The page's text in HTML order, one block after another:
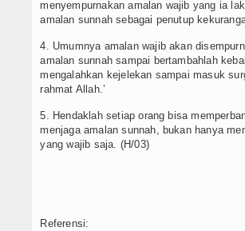
menyempurnakan amalan wajib yang ia
amalan sunnah sebagai penutup
4. Umumnya amalan wajib akan
amalan sunnah sampai bertambahlah
mengalahkan kejelekan sampai masuk
rahmat Allah.’
5. Hendaklah setiap orang bisa
menjaga amalan sunnah, bukan hanya
yang wajib saja. (H/03)
Referensi: